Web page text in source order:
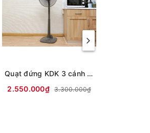
Quạt đứng KDK 3 cánh M40K GY 50W
2.550.000₫
3.300.000₫